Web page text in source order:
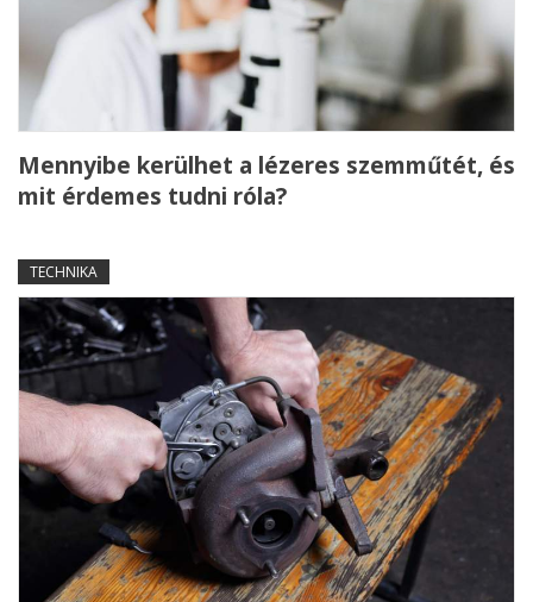
Mennyibe kerülhet a lézeres szemműtét, és
mit érdemes tudni róla?
TECHNIKA